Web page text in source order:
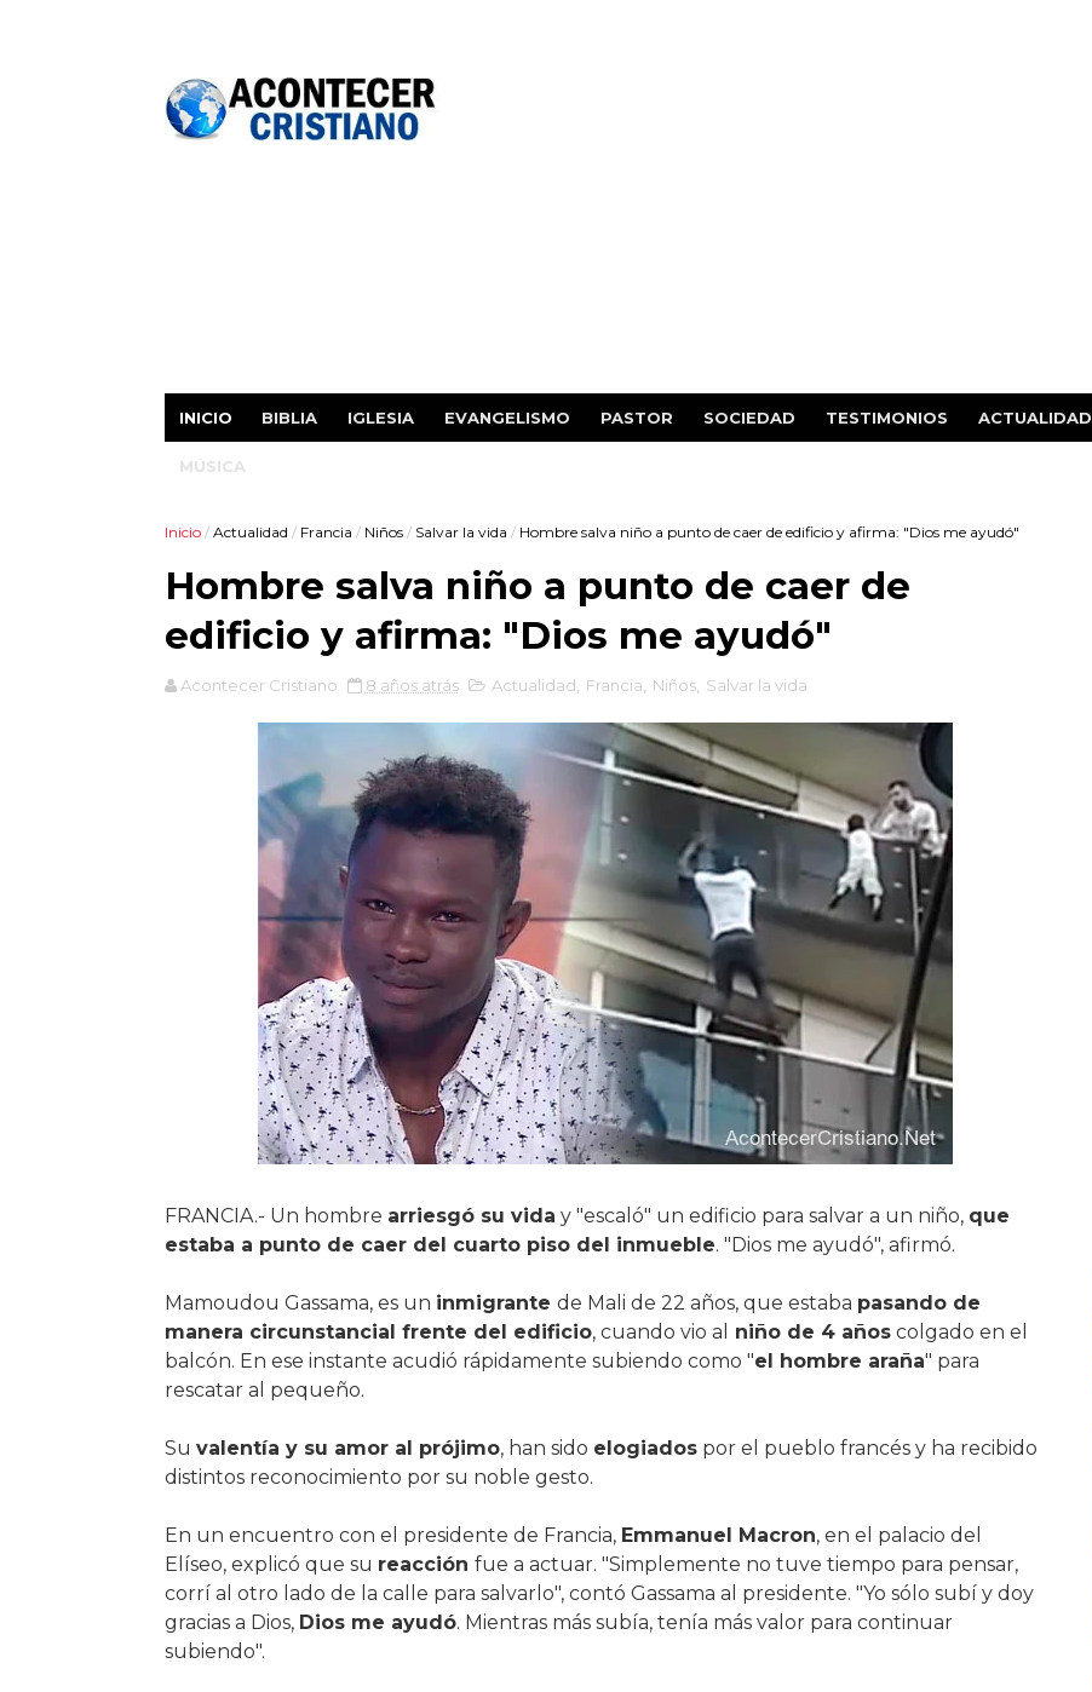
INICIO BIBLIA IGLESIA EVANGELISMO PASTOR SOCIEDAD TESTIMONIOS ACTUALIDAD
MÚSICA
Inicio / Actualidad / Francia / Niños / Salvar la vida / Hombre salva niño a punto de caer de edificio y afirma: "Dios me ayudó"
Hombre salva niño a punto de caer de
edificio y afirma: "Dios me ayudó"
Acontecer Cristiano 8 años atrás Actualidad Francia Niños, Salvar la vida
FRANCIA.- Un hombre arriesgó su vida y "escaló" un edificio para salvar a un niño, que
estaba a punto de caer del cuarto piso del inmueble. "Dios me ayudó", afirmó.
Mamoudou Gassama, es un inmigrante de Mali de 22 años, que estaba pasando de
manera circunstancial frente del edificio, cuando vio al niño de 4 añoscolgado en el
balcón. En ese instante acudió rápidamente subiendo como "el hombre araña" para
rescatar al pequeño.
Su valentía y su amor al prójimo, han sido elogiadospor el pueblo francés y ha recibido
distintos reconocimiento por su noble gesto.
En un encuentro con el presidente de Francia, Emmanuel Macron, en el palacio del
Elíseo, explicó que su reacción fue a actuar. "Simplemente no tuve tiempo para pensar,
corrí al otro lado de la calle para salvarlo", contó Gassama al presidente. "Yo sólo subí y doy
gracias a Dios, Dios me ayudó. Mientras más subía, tenía más valor para continuar
subiendo".